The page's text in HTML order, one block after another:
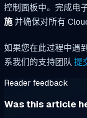
控制面板中。完成电
施并确保对所有
如果您在此过程中遇
系我们的支持团队 提
Reader feedback
Was this article